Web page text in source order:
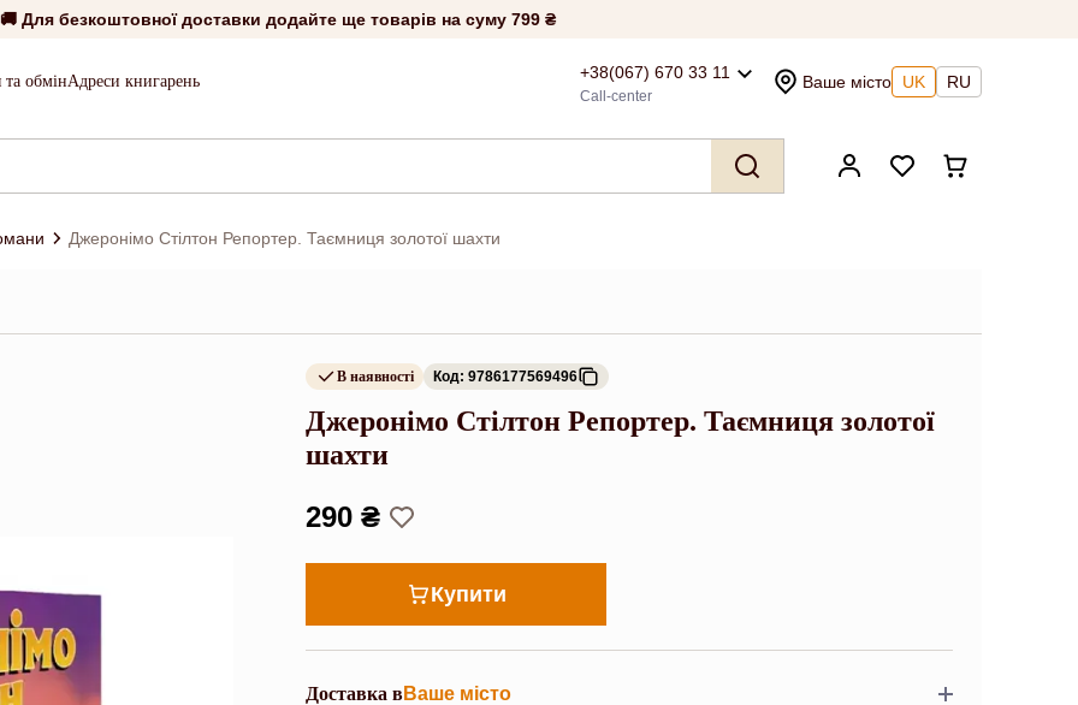
🚚 Для безкоштовної доставки додайте ще товарів на суму 799 ₴
обмінАдреси книгарень +38(067) 670 33 11
Call-center
Ваше місто UK RU
Джеронімо Стілтон Репортер. Таємниця золотої шахти
В наявності Код: 9786177569496
Джеронімо Стілтон Репортер. Таємниця золотої
шахти
290 ₴
Купити
Доставка вВаше місто